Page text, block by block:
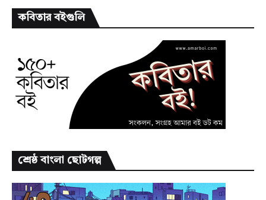
কবিতার বইগুলি
শ্রেষ্ঠ বাংলা ছোটগল্প